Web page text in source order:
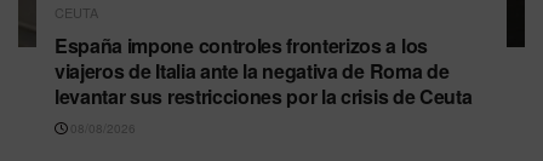
CEUTA
España impone controles fronterizos a los
viajeros de Italia ante la negativa de Roma de
levantar sus restricciones por la crisis de Ceuta
08/08/2026